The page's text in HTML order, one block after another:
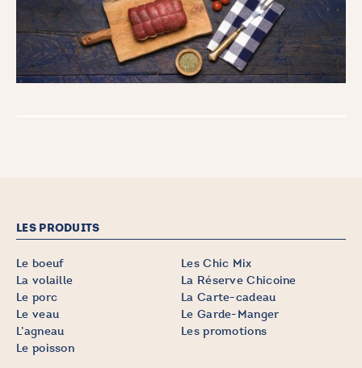
LES PRODUITS
Le boeuf
La volaille
Le porc
Le veau
L’agneau
Le poisson
Les Chic Mix
La Réserve Chicoine
La Carte-cadeau
Le Garde-Manger
Les promotions